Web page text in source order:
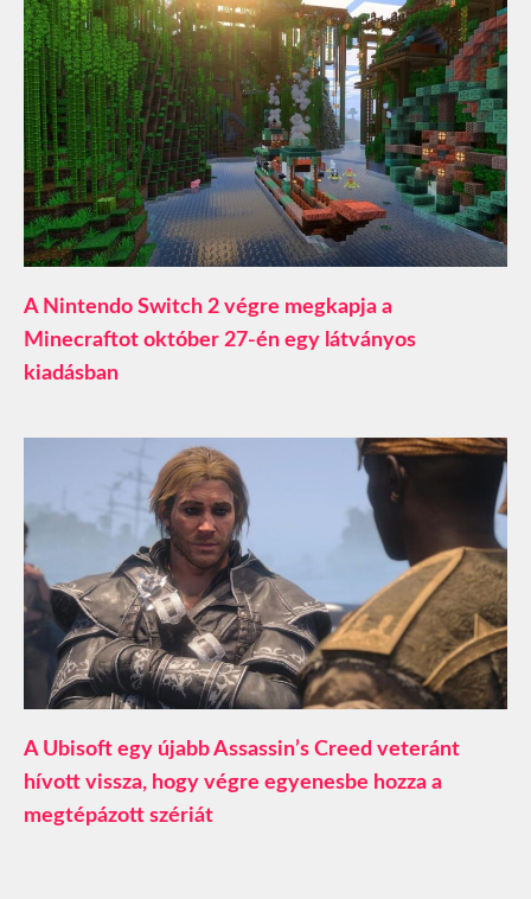
A Nintendo Switch 2 végre megkapja a
Minecraftot október 27-én egy látványos
kiadásban
A Ubisoft egy újabb Assassin’s Creed veteránt
hívott vissza, hogy végre egyenesbe hozza a
megtépázott szériát